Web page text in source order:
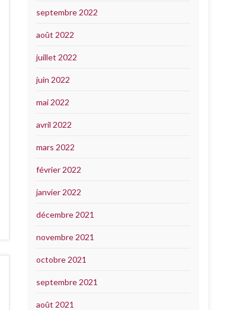
septembre 2022
août 2022
juillet 2022
juin 2022
mai 2022
avril 2022
mars 2022
février 2022
janvier 2022
décembre 2021
novembre 2021
octobre 2021
septembre 2021
août 2021